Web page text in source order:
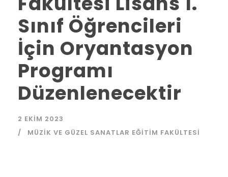
Sınıf Öğrencileri
İçin Oryantasyon
Programı
Düzenlenecektir
2 EKIM 2023
MÜZIK VE GÜZEL SANATLAR EĞITIM FAKÜLTESI